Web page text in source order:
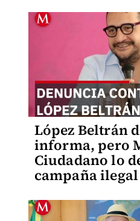
López Beltrán
informa, pero
Ciudadano lo
campaña ilegal